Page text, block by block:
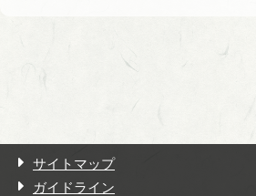
サイトマップ
ガイドライン